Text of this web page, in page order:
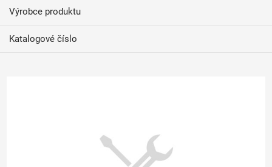
Výrobce produktu
Katalogové číslo